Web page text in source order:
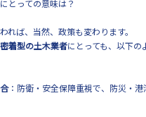
とっての意味は？
れば、当然、政策も変わります。
着型の土木業者にとっても、以下
：防衛・安全保障重視で、防災・